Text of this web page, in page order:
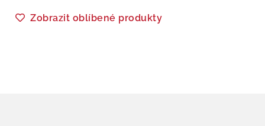
Zobrazit oblíbené produkty